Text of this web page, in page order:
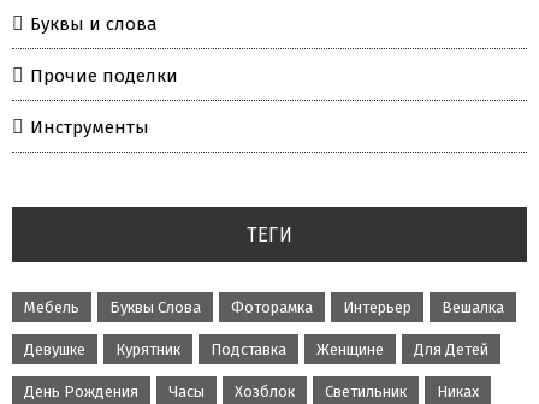
Буквы и слова
Прочие поделки
Инструменты
ТЕГИ
Мебель Буквы Слова Фоторамка Интерьер Вешалка
Девушке Курятник Подставка Женщине Для Детей
День Рождения Часы Хозблок Светильник Никах